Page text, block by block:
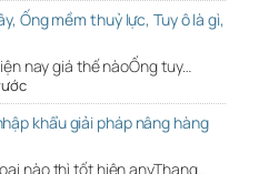
Ống mềm thuỷ lực, Tuy ô là gì,
nay giá thế nàoỐng tuy…
khẩu giải pháp nâng hàng
nào thì tốt hiện anyThang…